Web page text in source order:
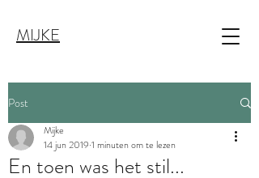
MIJKE
Post
En toen was het stil...
Mijke
14 jun 2019 1 minuten om te lezen